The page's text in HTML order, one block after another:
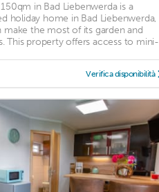
in Bad Liebenwerda is a
holiday home in Bad Liebenwerda,
make the most of its garden and
This property offers access to mini-
Verifica disponibilità